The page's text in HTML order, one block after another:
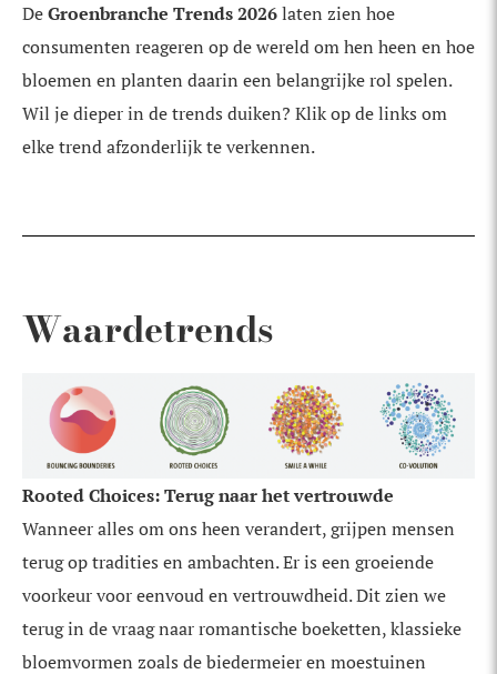
DeGroenbranche Trends 2026laten zien hoe
consumenten reageren op de wereld om hen heen en hoe
bloemen en planten daarin een belangrijke rol spelen.
Wil je dieper in de trends duiken? Klik op de links om
elke trend afzonderlijk te verkennen.
Waardetrends
Rooted Choices: Terug naar het vertrouwde
Wanneer alles om ons heen verandert, grijpen mensen
terug op tradities en ambachten. Er is een groeiende
voorkeur voor eenvoud en vertrouwdheid. Dit zien we
terug in de vraag naar romantische boeketten, klassieke
bloemvormen zoals de biedermeier en moestuinen